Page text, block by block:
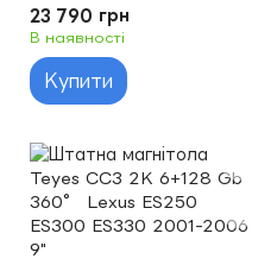
IS250 XE20 2005-2013
10''
23 790 грн
В наявності
Купити